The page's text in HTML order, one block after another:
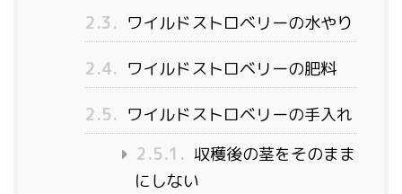
2.3. ワイルドストロベリーの水やり
2.4. ワイルドストロベリーの肥料
2.5. ワイルドストロベリーの手入れ
2.5.1. 収穫後の茎をそのまま
にしない